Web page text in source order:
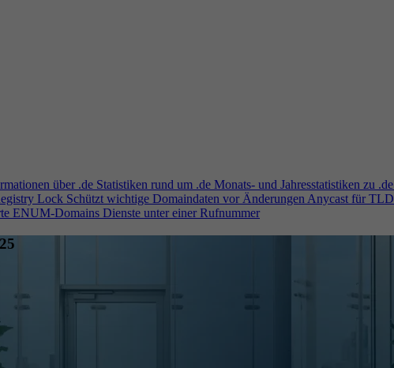
über .de Statistiken rund um .de Monats- und Jahresstatistiken zu .de
Lock Schützt wichtige Domaindaten vor ÄnderungenAnycast für
ENUM-Domains Dienste unter einer Rufnummer